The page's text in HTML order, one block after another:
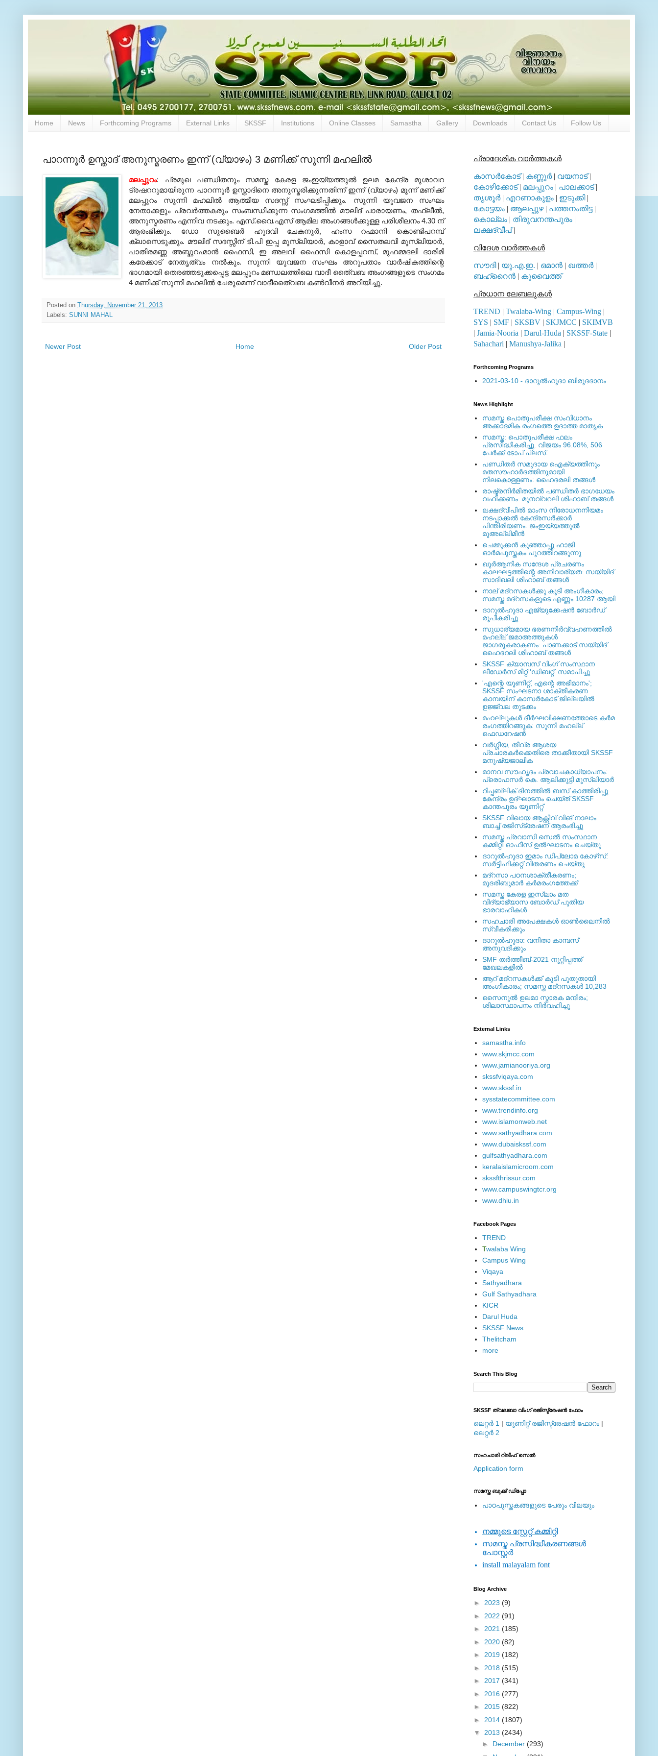
Home News Forthcoming Programs External Links SKSSF Institutions Online Classes Samastha Gallery Downloads Contact Us Follow Us
പാറന്നൂര്‍ ഉസ്താദ് അനുസ്മരണം ഇന്ന് (വ്യാഴം) 3 മണിക്ക് സുന്നി മഹലില്‍
മലപ്പുറം: പ്രമുഖ പണ്ഡിതനും സമസ്ത കേരള ജംഇയ്യത്തുല്‍ ഉലമ കേന്ദ്ര മുശാവറ
ട്രഷററുമായിരുന്ന പാറന്നൂര്‍ ഉസ്താദിനെ അനുസ്മരിക്കുന്നതിന്ന് ഇന്ന് (വ്യാഴം) മൂന്ന് മണിക്ക്
മലപ്പുറം സുന്നി മഹലില്‍ ആത്മീയ സദസ്സ് സംഘടിപ്പിക്കും. സുന്നി യുവജന സംഘം
നേതാക്കളും പ്രവര്‍ത്തകരും സംബന്ധിക്കുന്ന സംഗമത്തില്‍ മൗലിദ് പാരായണം, തഹ്‌ലീല്‍,
അനുസ്മരണം എന്നിവ നടക്കും. എസ്.വൈ.എസ് ആമില അംഗങ്ങള്‍ക്കുള്ള പരിശീലനം 4.30 ന്
ആരംഭിക്കും. ഡോ സുബൈര്‍ ഹുദവി ചേകനൂര്‍, ഹംസ റഹ്മാനി കൊണ്ടിപറമ്പ്
ക്ലാസെടുക്കും. മൗലിദ് സദസ്സിന് ടി.പി ഇപ്പ മുസ്‌ലിയാര്‍, കാളാവ് സൈതലവി മുസ്‌ലിയാര്‍,
പാതിരമണ്ണ അബ്ദുറഹ്മാന്‍ ഫൈസി, ഇ അലവി ഫൈസി കൊളപ്പറമ്പ്, മുഹമ്മദലി ദാരിമി
കരേക്കാട് നേതൃത്വം നല്‍കും. സുന്നി യുവജന സംഘം അറുപതാം വാര്‍ഷികത്തിന്റെ
ഭാഗമായി തെരഞ്ഞടുക്കപ്പെട്ട മലപ്പുറം മണ്ഡലത്തിലെ വാദീ തൈ്വബ അംഗങ്ങളുടെ സംഗമം
4 മണിക്ക് സുന്നി മഹലില്‍ ചേരുമെന്ന് വാദീതൈ്വബ കണ്‍വീനര്‍ അറിയിച്ചു.
Posted on
Thursday, November 21, 2013
Labels: SUNNI MAHAL
Newer Post Older Post
Home
പ്രാദേശിക വാര്‍ത്തകള്‍
കാസര്‍കോട്| കണ്ണൂര്‍| വയനാട്|
കോഴിക്കോട്| മലപ്പുറം | പാലക്കാട്|
തൃശൂര്‍| എറണാകുളം | ഇടുക്കി|
കോട്ടയം | ആലപ്പുഴ| പത്തനംതിട്ട|
കൊല്ലം | തിരുവനന്തപുരം |
ലക്ഷദ്വീപ്|
വിദേശ വാര്‍ത്തകള്‍
സൗദി| യു.എ.ഇ. | ഒമാന്‍ | ഖത്തര്‍|
ബഹ്റൈന്‍ | കുവൈത്ത്
പ്രധാന ലേബലുകള്‍
TREND | Twalaba-Wing | Campus-Wing |
SYS | SMF | SKSBV | SKJMCC | SKIMVB
| Jamia-Nooria | Darul-Huda | SKSSF-State |
Sahachari | Manushya-Jalika |
Forthcoming Programs
2021-03-10 - ദാറുല്‍ഹുദാ ബിരുദദാനം
News Highlight
സമസ്ത പൊതുപരീക്ഷ സംവിധാനം
അക്കാദമിക രംഗത്തെ ഉദാത്ത മാതൃക
സമസ്ത: പൊതുപരീക്ഷ ഫലം
പ്രസിദ്ധീകരിച്ചു. വിജയം 96.08%, 506
പേര്‍ക്ക് ടോപ് പ്ലസ്.
പണ്ഡിതര്‍ സമുദായ ഐക്യത്തിനും
മതസൗഹാര്‍ദത്തിനുമായി
നിലകൊള്ളണം: ഹൈദരലി തങ്ങള്‍
രാഷ്ട്രനിര്‍മിതയില്‍ പണ്ഡിതര്‍ ഭാഗധേയം
വഹിക്കണം: മുനവ്വറലി ശിഹാബ് തങ്ങള്‍
ലക്ഷദ്വീപില്‍ മാംസ നിരോധനനിയമം
നടപ്പാക്കല്‍ കേന്ദ്രസര്‍ക്കാര്‍
പിന്തിരിയണം: ജംഇയ്യത്തുല്‍
മുഅല്ലിമീന്‍
ചെമ്മുക്കന്‍ കുഞ്ഞാപ്പു ഹാജി
ഓര്‍മപുസ്തകം പുറത്തിറങ്ങുന്നു
ഖുര്‍ആനിക സന്ദേശ പ്രചരണം
കാലഘട്ടത്തിന്റെ അനിവാര്യത: സയ്യിദ്
സാദിഖലി ശിഹാബ് തങ്ങള്‍
നാല് മദ്‌റസകള്‍ക്കു കൂടി അംഗീകാരം;
സമസ്ത മദ്‌റസകളുടെ എണ്ണം 10287 ആയി
ദാറുല്‍ഹുദാ എജ്യുക്കേഷന്‍ ബോര്‍ഡ്
രൂപീകരിച്ചു
സുധാര്യമായ ഭരണനിര്‍വ്വഹണത്തില്‍
മഹല്ല് ജമാഅത്തുകള്‍
ജാഗരൂകരാകണം: പാണക്കാട് സയ്യിദ്
ഹൈദറലി ശിഹാബ് തങ്ങള്‍
SKSSF ക്യാമ്പസ് വിംഗ് സംസ്ഥാന
ലീഡേർസ് മീറ്റ് 'ഡിബറ്റ്' സമാപിച്ചു
'എന്റെ യൂണിറ്റ്, എന്റെ അഭിമാനം';
SKSSF സംഘടനാ ശാക്തീകരണ
കാമ്പയിന് കാസര്‍കോട് ജില്ലയില്‍
ഉജ്ജ്വല തുടക്കം
മഹല്ലുകള്‍ ദീര്‍ഘവീക്ഷണത്തോടെ കര്‍മ
രംഗത്തിറങ്ങുക: സുന്നി മഹല്ല്
ഫെഡറേഷന്‍
വര്‍ഗ്ഗീയ, തീവ്ര ആശയ
പ്രചാരകര്‍ക്കെതിരെ താക്കീതായി SKSSF
മനുഷ്യജാലിക
മാനവ സൗഹൃദം പ്രവാചകാധ്യാപനം:
പ്രൊഫസർ കെ. ആലിക്കുട്ടി മുസ്ലിയാർ
റിപ്പബ്ലിക് ദിനത്തില്‍ ബസ് കാത്തിരിപ്പു
കേന്ദ്രം ഉദ്ഘാടനം ചെയ്ത്‌ SKSSF
കാന്തപുരം യൂണിറ്റ്
SKSSF വിഖായ ആക്റ്റീവ് വിങ് നാലാം
ബാച്ച് രജിസ്‌ട്രേഷന് ആരംഭിച്ചു
സമസ്ത പ്രവാസി സെല്‍ സംസ്ഥാന
കമ്മിറ്റി ഓഫീസ് ഉല്‍ഘാടനം ചെയ്തു
ദാറുല്‍ഹുദാ ഇമാം ഡിപ്ലോമ കോഴ്‌സ്:
സര്‍ട്ടിഫിക്കറ്റ് വിതരണം ചെയ്തു
മദ്‌റസാ പഠനശാക്തീകരണം;
മുദരിബുമാര്‍ കര്‍മരംഗത്തേക്ക്
സമസ്ത കേരള ഇസ്ലാം മത
വിദ്യാഭ്യാസ ബോര്‍ഡ് പുതിയ
ഭാരവാഹികള്‍
സഹചാരി അപേക്ഷകൾ ഓൺലൈനിൽ
സ്വീകരിക്കും
ദാറുല്‍ഹുദാ: വനിതാ കാമ്പസ്
അനുവദിക്കും
SMF തര്‍ത്തീബ്-2021 നൂറ്റിപ്പത്ത്
മേഖലകളില്‍
ആറ് മദ്റസകള്‍ക്ക് കൂടി പുതുതായി
അംഗീകാരം; സമസ്ത മദ്റസകള്‍ 10,283
സൈനുല്‍ ഉലമാ സ്മാരക മന്ദിരം;
ശിലാസ്ഥാപനം നിര്‍വഹിച്ചു
External ‎Links
samastha.info
www.skjmcc.com
www.jamianooriya.org
skssfviqaya.com
www.skssf.in
sysstatecommittee.com
www.trendinfo.org
www.islamonweb.net
www.sathyadhara.com
www.dubaiskssf.com
gulfsathyadhara.com
keralaislamicroom.com
skssfthrissur.com
www.campuswingtcr.org
www.dhiu.in
Facebook Pages
TREND
Twalaba Wing
Campus Wing
Viqaya
Sathyadhara
Gulf Sathyadhara
KICR
Darul Huda
SKSSF News
Thelitcham
more
Search This Blog
SKSSF ത്വലബാ വിംഗ് രജിസ്ട്രേഷന്‍ ഫോം
ലെറ്റര്‍ 1 | യൂണിറ്റ് രജിസ്ട്രേഷന്‍ ഫോറം |
ലെറ്റര്‍ 2
സഹചാരി റിലീഫ് സെല്‍
Application form
സമസ്ത ബുക്ക് ഡിപ്പോ
പാഠപുസ്തകങ്ങളുടെ പേരും വിലയും
നമ്മുടെ സ്റ്റേറ്റ് കമ്മിറ്റി
സമസ്ത പ്രസിദ്ധീകരണങ്ങള്‍
പോസ്റ്റര്‍
install malayalam font
Blog Archive
► 2023 (9)
► 2022 (91)
► 2021 (185)
► 2020 (82)
► 2019 (182)
► 2018 (515)
► 2017 (341)
► 2016 (277)
► 2015 (822)
► 2014 (1807)
▼ 2013 (2434)
► December (293)